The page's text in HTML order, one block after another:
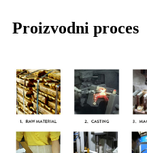
Proizvodni proces